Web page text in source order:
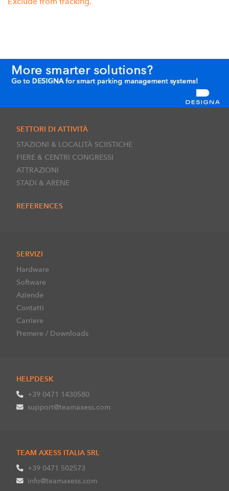
SETTORI DI ATTIVITÀ
STAZIONI & LOCALITÀ SCIISTICHE
FIERE & CENTRI CONGRESSI
ATTRAZIONI
STADI & ARENE
REFERENCES
SERVIZI
Hardware
Software
Aziende
Contatti
Carriere
Premere / Downloads
HELPDESK
+39 0471 1430580
support@teamaxess.com
TEAM AXESS ITALIA SRL
+39 0471 502573
info@teamaxess.com